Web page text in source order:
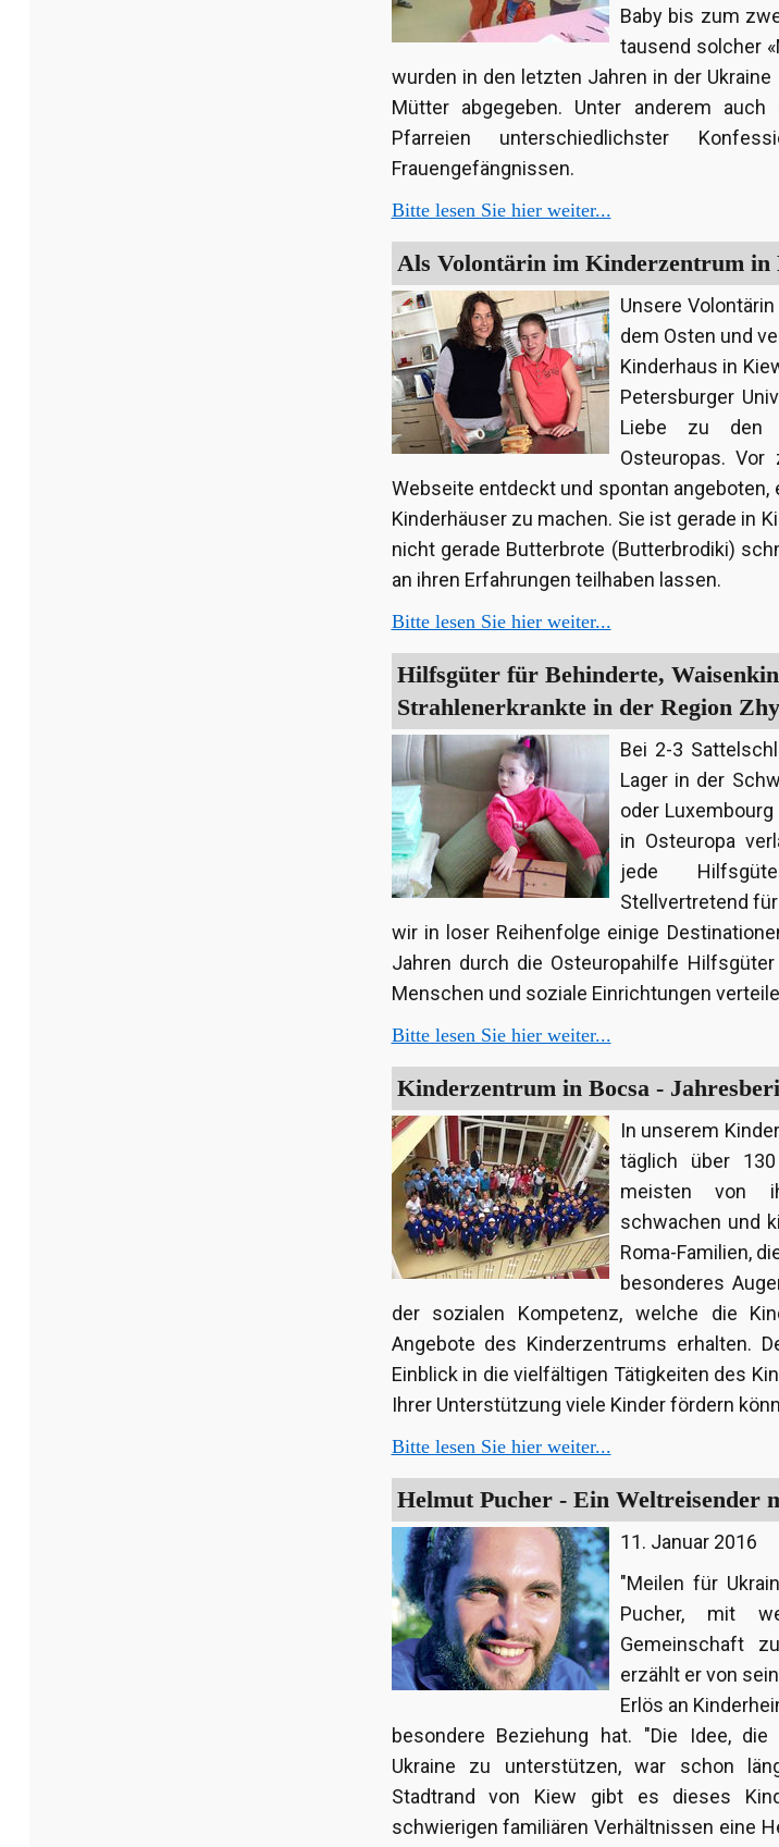
Baby bis zum
tausend solcher
wurden in den letzten Jahren in der
Mütter abgegeben. Unter anderem
Pfarreien unterschiedlichster
Frauengefängnissen.
Bitte lesen Sie hier weiter...
Als Volontärin im Kinderzentrum in
Unsere
dem Osten und
Kinderhaus in
Petersburger
Liebe zu den
Osteuropas.
Webseite entdeckt und spontan angeboten,
Kinderhäuser zu machen. Sie ist gerade in
nicht gerade Butterbrote (Butterbrodiki)
an ihren Erfahrungen teilhaben lassen.
Bitte lesen Sie hier weiter...
Hilfsgüter für Behinderte,
Strahlenerkrankte in der Region
Bei 2-3
Lager in der
oder
in Osteuropa
jede
Stellvertretend
wir in loser Reihenfolge einige
Jahren durch die Osteuropahilfe
Menschen und soziale Einrichtungen
Bitte lesen Sie hier weiter...
Kinderzentrum in Bocsa -
In unserem
täglich über
meisten von
schwachen und
Roma-Familien,
besonderes
der sozialen Kompetenz, welche die
Angebote des Kinderzentrums erhalten.
Einblick in die vielfältigen Tätigkeiten des
Ihrer Unterstützung viele Kinder fördern
Bitte lesen Sie hier weiter...
Helmut Pucher - Ein Weltreisender
11. Januar 2016
"Meilen für
Pucher, mit
Gemeinschaft
erzählt er von
Erlös an
besondere Beziehung hat. "Die Idee,
Ukraine zu unterstützen, war schon
Stadtrand von Kiew gibt es dieses
schwierigen familiären Verhältnissen eine